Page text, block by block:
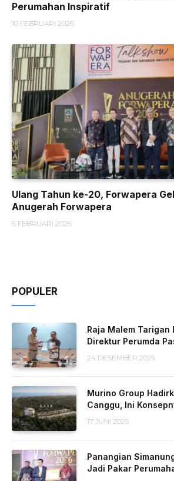
Perumahan Inspiratif
10 FEBRUARI 2026
Ulang Tahun ke-20, Forwapera
Anugerah Forwapera
6 FEBRUARI 2026
POPULER
Raja Malem Tarigan
Direktur Perumda
24 DESEMBER 2025
Murino Group
Canggu, Ini
17 JUNI 2025
Panangian
Jadi Pakar